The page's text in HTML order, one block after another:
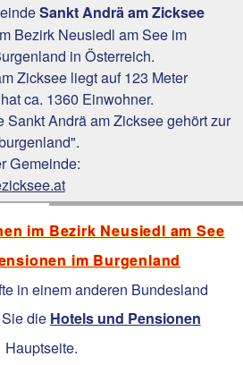
Sankt Andrä am Zicksee
Bezirk Neusiedl am See im
in Österreich.
Zicksee liegt auf 123 Meter
ca. 1360 Einwohner.
Sankt Andrä am Zicksee gehört zur
Gemeinde:
im Bezirk Neusiedl am See
im Burgenland
in einem anderen Bundesland
die Hotels und Pensionen
Hauptseite.